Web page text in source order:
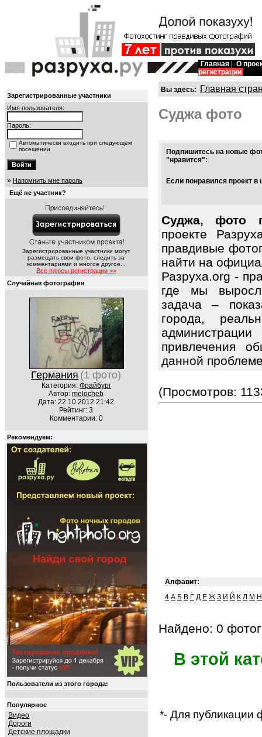
Главная
О
регистрации
Зарегистрированные участники
Имя пользователя:
Пароль:
Автоматически входить при следующем
посещении
» Напомнить мне пароль
Ещё не участник?
Зарегистрированные участники могут
размещать свои фото, следить за
комментариями и многое другое...
Все плюсы регистрации >>
Случайная фотография
Германия (1 фото)
Категория: Фрайбург
Автор:melocheb
Дата: 22.10.2012 21:42
Рейтинг: 3
Комментарии: 0
Рекомендуем:
Пользователи из этого города:
Популярное
Видео
Дороги
Детские площадки
Вы здесь: Главная
Суджа фото
Подпишитесь на новые
"нравится":
Если понравился проект
Суджа, фото
проекте
правдивые
найти на
Разруха.org -
где мы
задача –
города,
привлечения
данной
(Просмотров:
Алфавит:
4 А Б В Г Д Е Ж З И Й К Л М Н
Найдено: 0
В этой
*- Для публикации